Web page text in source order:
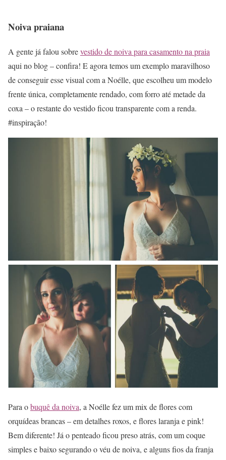
Noiva praiana
A gente já falou sobrevestido de noiva para casamento na praia
aqui no blog – confira! E agora temos um exemplo maravilhoso
de conseguir esse visual com a Noélle, que escolheu um modelo
frente única, completamente rendado, com forro até metade da
coxa – o restante do vestido ficou transparente com a renda.
#inspiração!
Para obuquê da noiva, a Noélle fez um mix de flores com
orquídeas brancas – em detalhes roxos, e flores laranja e pink!
Bem diferente! Já o penteado ficou preso atrás, com um coque
simples e baixo segurando o véu de noiva, e alguns fios da franja